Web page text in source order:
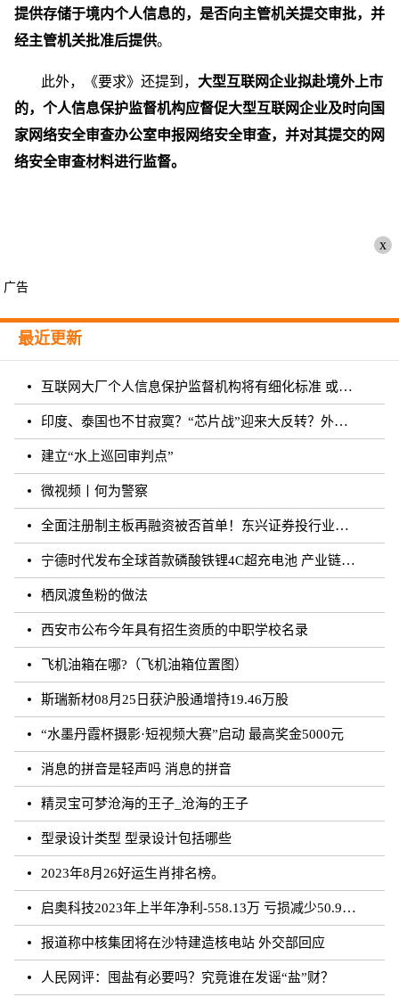
提供存储于境内个人信息的，是否向主管机关提交审批，并
经主管机关批准后提供。
此外，《要求》还提到， 大型互联网企业拟赴境外上市
的，个人信息保护监督机构应督促大型互联网企业及时向国
家网络安全审查办公室申报网络安全审查，并对其提交的网
络安全审查材料进行监督。
x
广告
最近更新
互联网大厂个人信息保护监督机构将有细化标准 或须六个月内完成组建
印度、泰国也不甘寂寞？“芯片战”迎来大反转？外媒：风云再起
建立“水上巡回审判点”
微视频丨何为警察
全面注册制主板再融资被否首单！东兴证券投行业务再遭打击
宁德时代发布全球首款磷酸铁锂4C超充电池 产业链上市公司相继规划和布局
栖凤渡鱼粉的做法
西安市公布今年具有招生资质的中职学校名录
飞机油箱在哪?（飞机油箱位置图）
斯瑞新材08月25日获沪股通增持19.46万股
“水墨丹霞杯摄影·短视频大赛”启动 最高奖金5000元
消息的拼音是轻声吗 消息的拼音
精灵宝可梦沧海的王子_沧海的王子
型录设计类型 型录设计包括哪些
2023年8月26好运生肖排名榜。
启奥科技2023年上半年净利-558.13万 亏损减少50.91%
报道称中核集团将在沙特建造核电站 外交部回应
人民网评：囤盐有必要吗？究竟谁在发谣“盐”财？